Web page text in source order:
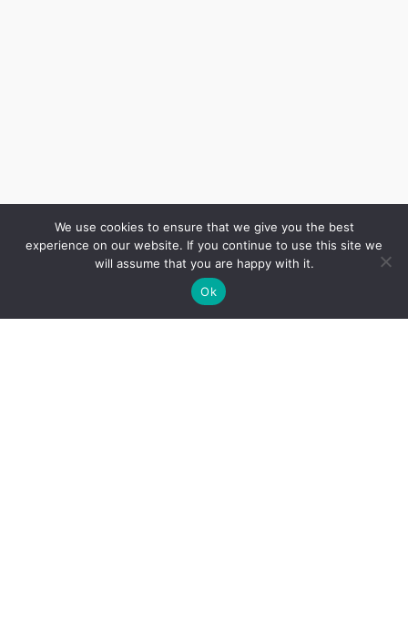
We use cookies to ensure that we give you the best
experience on our website. If you continue to use this site we
will assume that you are happy with it.
Ok